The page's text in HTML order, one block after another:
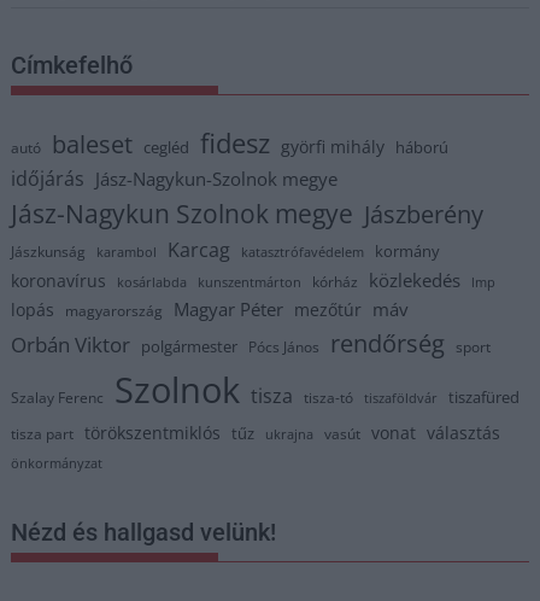
Címkefelhő
autó baleset cegléd fidesz györfi mihály háború
időjárás Jász-Nagykun-Szolnok megye
Jász-Nagykun Szolnok megye Jászberény
Jászkunság karambol Karcag katasztrófavédelem kormány
koronavírus kosárlabda kunszentmárton kórház közlekedés lmp
lopás magyarország Magyar Péter mezőtúr máv
Orbán Viktor polgármester Pócs János rendőrség sport
Szalay Ferenc Szolnok tisza tisza-tó tiszaföldvár tiszafüred
tisza part törökszentmiklós tűz ukrajna vasút vonat választás
önkormányzat
Nézd és hallgasd velünk!